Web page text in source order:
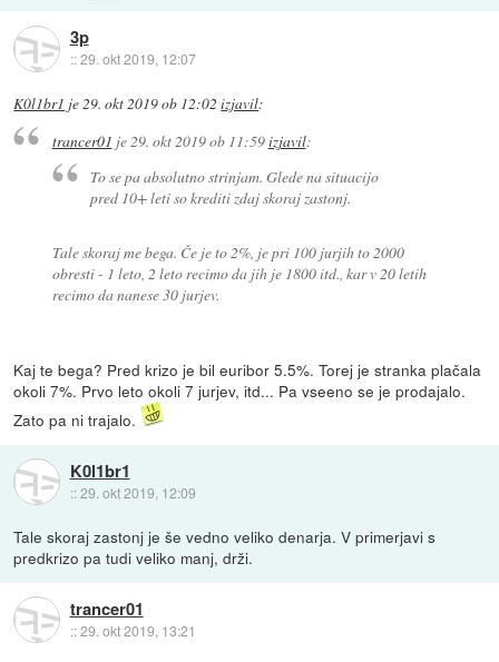
3p
::29. okt 2019, 12:07
K0l1br1 je29. okt 2019 ob 12:02 izjavil:
trancer01 je 29. okt 2019 ob 11:59izjavil:
To se pa absolutno strinjam. Glede na situacijo
pred 10+ leti so krediti zdaj skoraj zastonj.
Tale skoraj me bega. Če je to 2%, je pri 100 jurjih to 2000
obresti - 1 leto, 2 leto recimo da jih je 1800 itd., kar v 20 letih
recimo da nanese 30 jurjev.
Kaj te bega? Pred krizo je bil euribor 5.5%. Torej je stranka plačala
okoli 7%. Prvo leto okoli 7 jurjev, itd... Pa vseeno se je prodajalo.
Zato pa ni trajalo.
K0l1br1
::29. okt 2019, 12:09
Tale skoraj zastonj je še vedno veliko denarja. V primerjavi s
predkrizo pa tudi veliko manj, drži.
trancer01
::29. okt 2019, 13:21